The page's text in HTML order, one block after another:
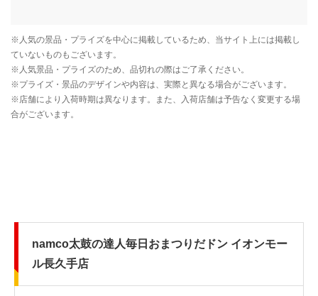
namco太鼓の達人毎日おまつりだドン イオンモー
ル長久手店